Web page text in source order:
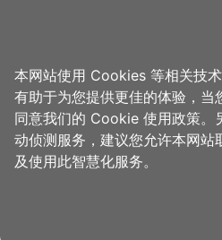
首页 > 想去的地方 > 美食、购物 > 金
金车咖啡文
宿
本网站使用 Cookies 等相关技
有助于为您提供更佳的体验，当
同意我们的 Cookie 使用政策。
动侦测服务，建议您允许本网站
及使用此智慧化服务。